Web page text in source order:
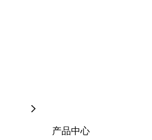
产品中心